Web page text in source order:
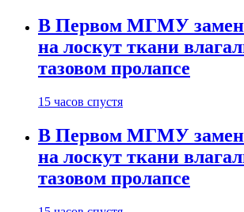
В Первом МГМУ
на лоскут ткани
тазовом пролапсе
15 часов спустя
В Первом МГМУ
на лоскут ткани
тазовом пролапсе